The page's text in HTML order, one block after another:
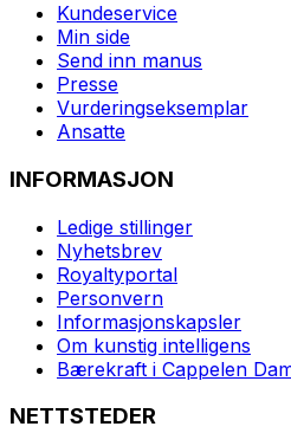
Kundeservice
Min side
Send inn manus
Presse
Vurderingseksemplar
Ansatte
INFORMASJON
Ledige stillinger
Nyhetsbrev
Royaltyportal
Personvern
Informasjonskapsler
Om kunstig intelligens
Bærekraft i Cappelen
NETTSTEDER